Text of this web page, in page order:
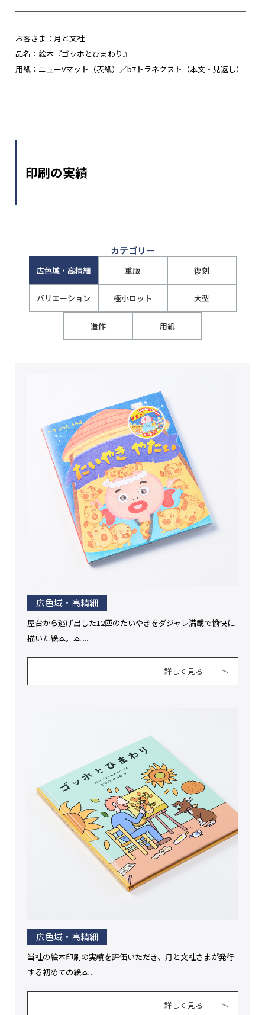
──────────────────────────────
お客さま：月と文社
品名：絵本『ゴッホとひまわり』
用紙：ニューVマット（表紙）／b7トラネクスト（本文・見返し）
印刷の実績
カテゴリー
広色域・高精細 重版 復刻
バリエーション 極小ロット 大型
造作 用紙
広色域・高精細
屋台から逃げ出した12匹のたいやきをダジャレ満載で愉快に
描いた絵本。本 ...
詳しく見る
広色域・高精細
当社の絵本印刷の実績を評価いただき、月と文社さまが発行
する初めての絵本 ...
詳しく見る